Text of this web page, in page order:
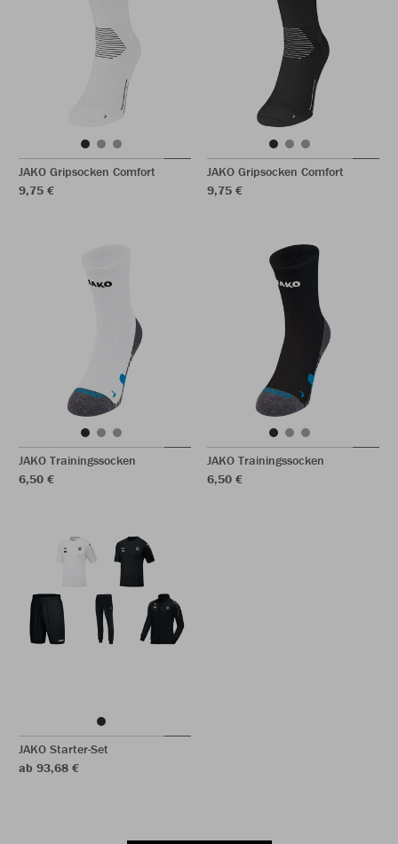
JAKO Gripsocken Comfort
9,75 €
JAKO Gripsocken Comfort
9,75 €
JAKO Trainingssocken
6,50 €
JAKO Trainingssocken
6,50 €
JAKO Starter-Set
ab 93,68 €